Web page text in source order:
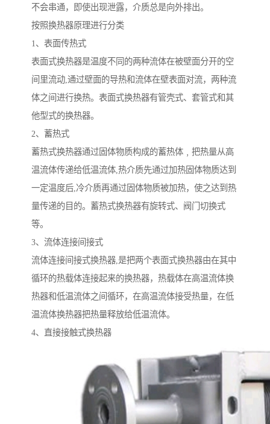
不会串通，即使出现泄露，介质总是向外排出。
按照换热器原理进行分类
1、表面传热式
表面式换热器是温度不同的两种流体在被壁面分开的空
间里流动,通过壁面的导热和流体在壁表面对流，两种流
体之间进行换热。表面式换热器有管壳式、套管式和其
他型式的换热器。
2、蓄热式
蓄热式换热器通过固体物质构成的蓄热体﹐把热量从高
温流体传递给低温流体,热介质先通过加热固体物质达到
一定温度后,冷介质再通过固体物质被加热，使之达到热
量传递的目的。蓄热式换热器有旋转式、阀门切换式
等。
3、流体连接间接式
流体连接间接式换热器,是把两个表面式换热器由在其中
循环的热载体连接起来的换热器，热载体在高温流体换
热器和低温流体之间循环，在高温流体接受热量，在低
温流体换热器把热量释放给低温流体。
4、直接接触式换热器